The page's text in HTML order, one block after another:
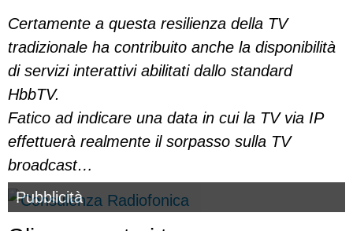
Certamente a questa resilienza della TV
tradizionale ha contribuito anche la disponibilità
di servizi interattivi abilitati dallo standard
HbbTV.
Fatico ad indicare una data in cui la TV via IP
effettuerà realmente il sorpasso sulla TV
broadcast…
Pubblicità